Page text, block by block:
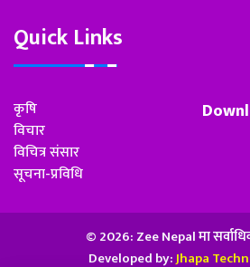
Quick Links
कृषि
विचार
विचित्र संसार
सूचना-प्रविधि
© 2026: Zee Nepal मा
Developed by:Jhapa